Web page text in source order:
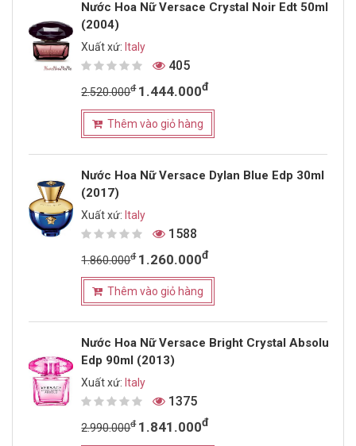
Nước Hoa Nữ Versace Crystal Noir Edt 50ml
(2004)
Xuất xứ: Italy
405
2.520.000đ 1.444.000đ
Thêm vào giỏ hàng
Nước Hoa Nữ Versace Dylan Blue Edp 30ml
(2017)
Xuất xứ:Italy
1588
1.860.000đ 1.260.000đ
Thêm vào giỏ hàng
Nước Hoa Nữ Versace Bright Crystal Absolu
Edp 90ml (2013)
Xuất xứ: Italy
1375
2.990.000đ 1.841.000đ